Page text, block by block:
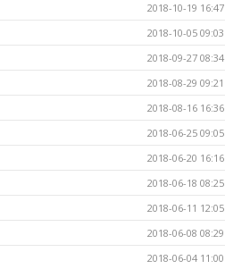
2018-10-19 16:47
2018-10-05 09:03
2018-09-27 08:34
2018-08-29 09:21
2018-08-16 16:36
2018-06-25 09:05
2018-06-20 16:16
2018-06-18 08:25
2018-06-11 12:05
2018-06-08 08:29
2018-06-04 11:00